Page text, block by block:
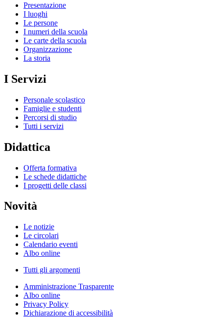
Presentazione
I luoghi
Le persone
I numeri della scuola
Le carte della scuola
Organizzazione
La storia
I Servizi
Personale scolastico
Famiglie e studenti
Percorsi di studio
Tutti i servizi
Didattica
Offerta formativa
Le schede didattiche
I progetti delle classi
Novità
Le notizie
Le circolari
Calendario eventi
Albo online
Tutti gli argomenti
Amministrazione Trasparente
Albo online
Privacy Policy
Dichiarazione di accessibilità